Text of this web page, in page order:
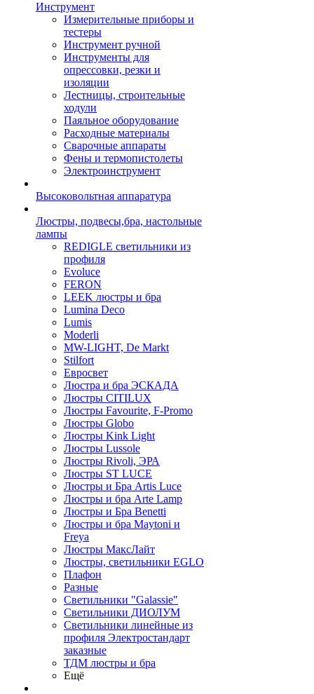
Инструмент
Измерительные приборы и
тестеры
Инструмент ручной
Инструменты для
опрессовки, резки и
изоляции
Лестницы, строительные
ходули
Паяльное оборудование
Расходные материалы
Сварочные аппараты
Фены и термопистолеты
Электроинструмент
Высоковольтная аппаратура
Люстры, подвесы,бра, настольные
лампы
REDIGLE светильники из
профиля
Evoluce
FERON
LEEK люстры и бра
Lumina Deco
Lumis
Moderli
MW-LIGHT, De Markt
Stilfort
Евросвет
Люстра и бра ЭСКАДА
Люстры CITILUX
Люстры Favourite, F-Promo
Люстры Globo
Люстры Kink Light
Люстры Lussole
Люстры Rivoli, ЭРА
Люстры ST LUCE
Люстры и Бра Artis Luce
Люстры и бра Arte Lamp
Люстры и Бра Benetti
Люстры и бра Maytoni и
Freya
Люстры МаксЛайт
Люстры, светильники EGLO
Плафон
Разные
Светильники "Galassie"
Светильники ДИОЛУМ
Светильники линейные из
профиля Электростандарт
заказные
ТДМ люстры и бра
Ещё